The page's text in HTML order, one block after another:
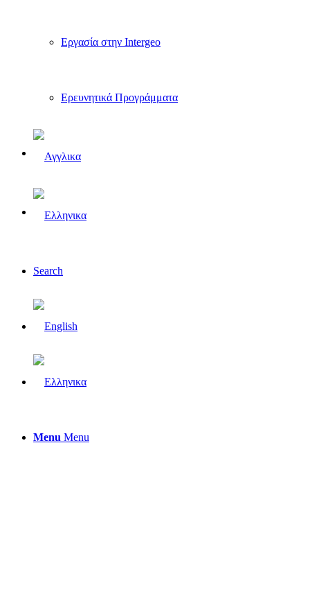
Εργασία στην Intergeo
Ερευνητικά Προγράμματα
Search
Menu Menu